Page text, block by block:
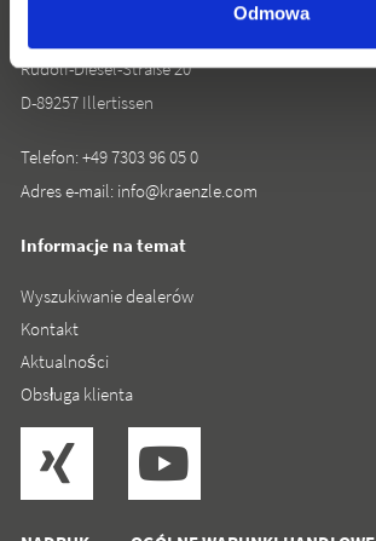
Odmowa
Josef Kränzle GmbH & Co. KG
Rudolf-Diesel-Straße 20
D-89257 Illertissen
Telefon:+49 7303 96 05 0
Adres e-mail: info@kraenzle.com
Informacje na temat
Wyszukiwanie dealerów
Kontakt
Aktualności
Obsługa klienta